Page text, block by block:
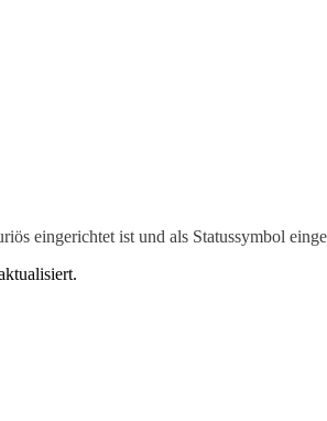
eingerichtet ist und als Statussymbol